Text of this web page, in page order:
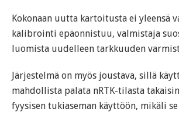
Kokonaan uutta kartoitusta ei yleensä
kalibrointi epäonnistuu, valmistaja
luomista uudelleen tarkkuuden
Järjestelmä on myös joustava, sillä
mahdollista palata nRTK-tilasta
fyysisen tukiaseman käyttöön, mikäli